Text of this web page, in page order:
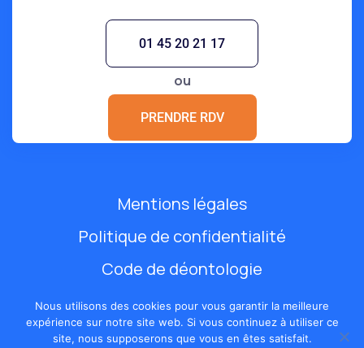
Mentions légales
Politique de confidentialité
Code de déontologie
Annuaire
01 45 20 21 17
ou
PRENDRE RDV
Nous utilisons des cookies pour vous garantir la meilleure
expérience sur notre site web. Si vous continuez à utiliser ce
site, nous supposerons que vous en êtes satisfait.